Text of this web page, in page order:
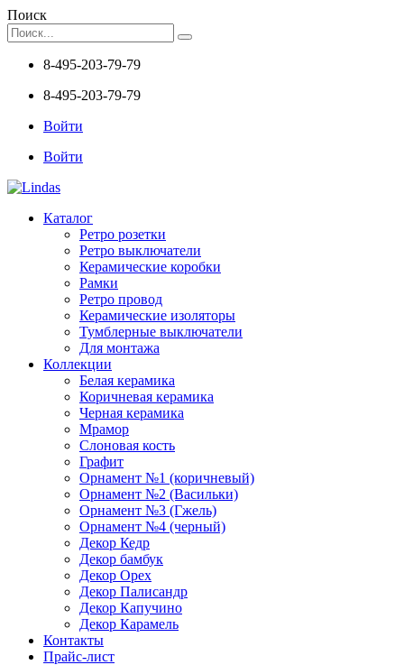
Поиск
8-495-203-79-79
8-495-203-79-79
Войти
Войти
Каталог
Ретро розетки
Ретро выключатели
Керамические коробки
Рамки
Ретро провод
Керамические изоляторы
Тумблерные выключатели
Для монтажа
Коллекции
Белая керамика
Коричневая керамика
Черная керамика
Мрамор
Слоновая кость
Графит
Орнамент №1 (коричневый)
Орнамент №2 (Васильки)
Орнамент №3 (Гжель)
Орнамент №4 (черный)
Декор Кедр
Декор бамбук
Декор Орех
Декор Палисандр
Декор Капучино
Декор Карамель
Контакты
Прайс-лист